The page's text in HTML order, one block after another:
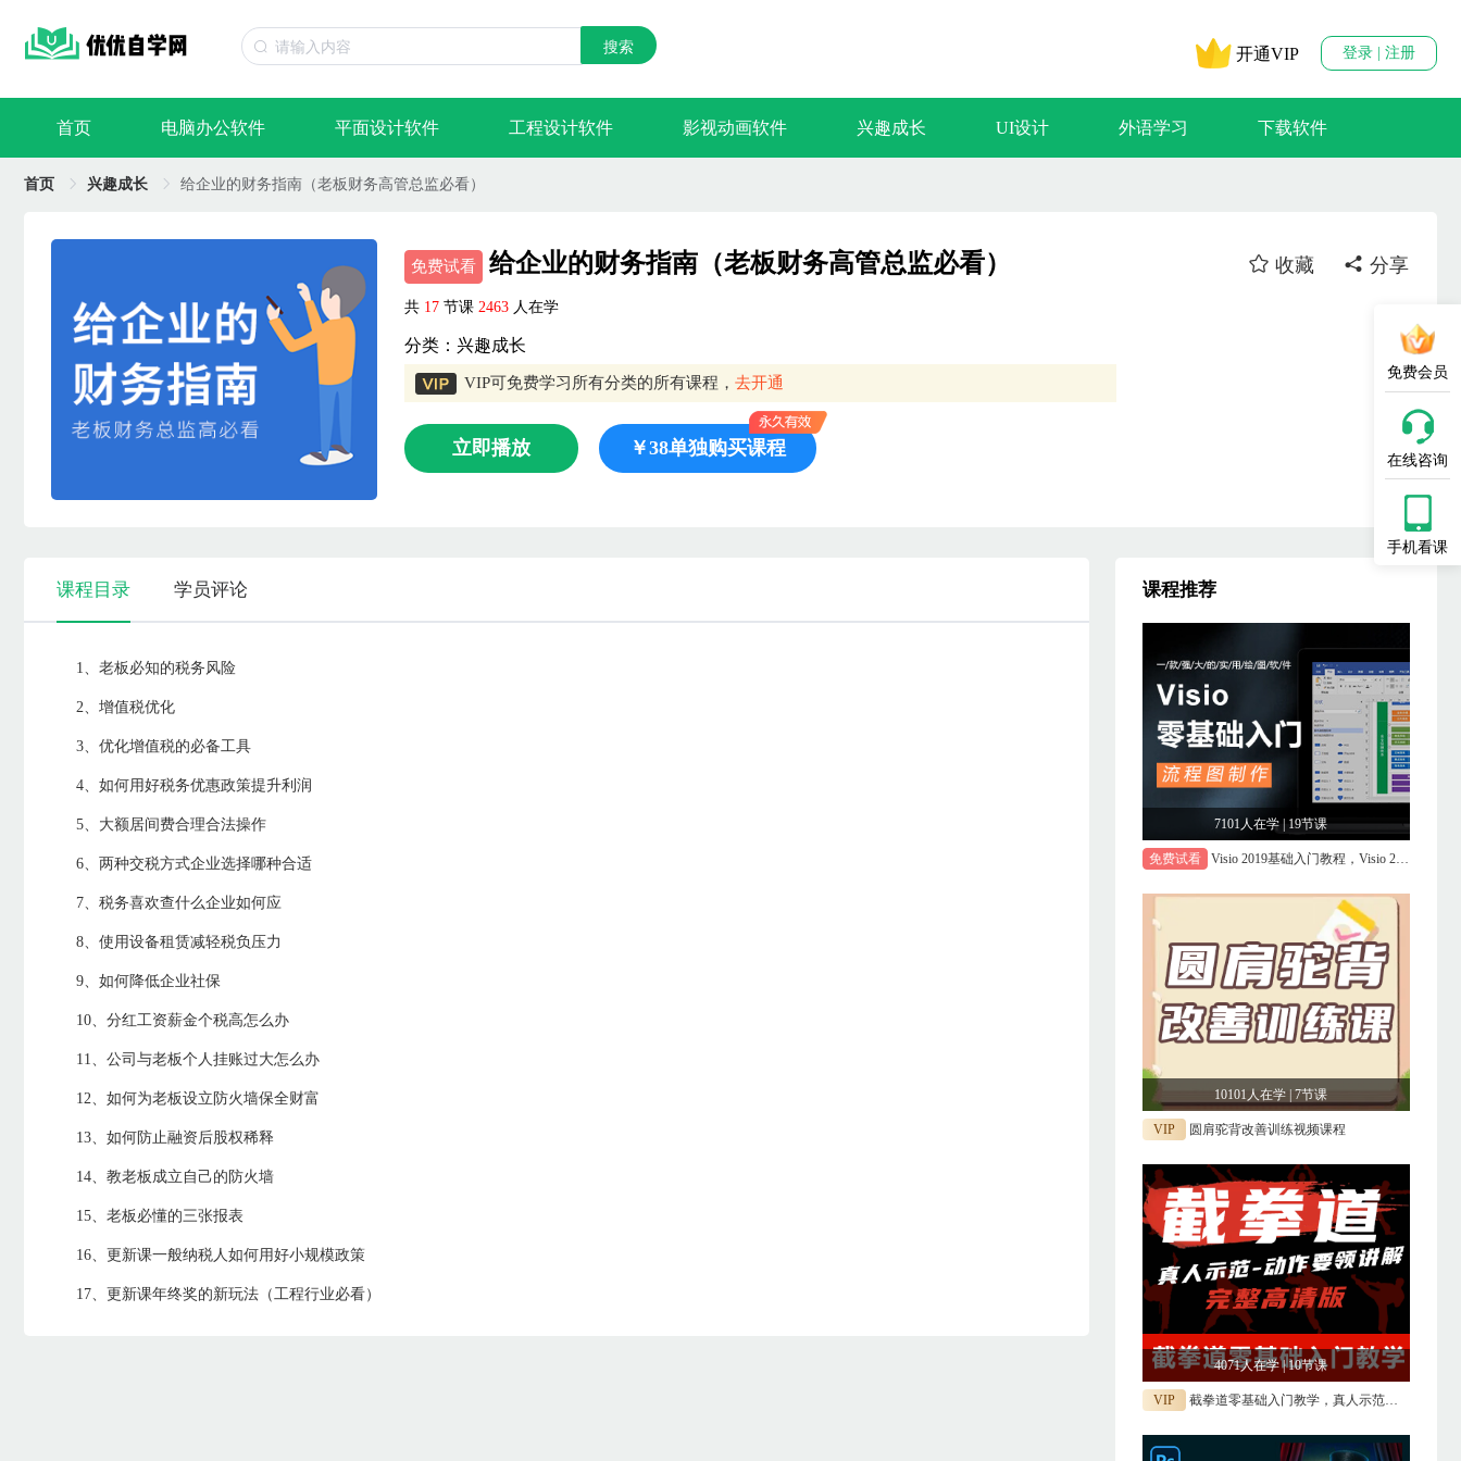
搜索 登录 | 注册
开通VIP
首页 电脑办公软件 平面设计软件 工程设计软件 影视动画软件 兴趣成长 UI设计 外语学习 下载软件
免费会员
在线咨询
手机看课
首页 兴趣成长 给企业的财务指南（老板财务高管总监必看）
免费试看 给企业的财务指南（老板财务高管总监必看）
共 17 节课 2463 人在学
分类：兴趣成长
VIP可免费学习所有分类的所有课程， 去开通
立即播放 ￥38单独购买课程
收藏 分享
课程目录 学员评论
1、老板必知的税务风险
2、增值税优化
3、优化增值税的必备工具
4、如何用好税务优惠政策提升利润
5、大额居间费合理合法操作
6、两种交税方式企业选择哪种合适
7、税务喜欢查什么企业如何应
8、使用设备租赁减轻税负压力
9、如何降低企业社保
10、分红工资薪金个税高怎么办
11、公司与老板个人挂账过大怎么办
12、如何为老板设立防火墙保全财富
13、如何防止融资后股权稀释
14、教老板成立自己的防火墙
15、老板必懂的三张报表
16、更新课一般纳税人如何用好小规模政策
17、更新课年终奖的新玩法（工程行业必看）
课程推荐
7101人在学 | 19节课
免费试看 Visio 2019基础入门教程，Visio 2019视频课
10101人在学 | 7节课
VIP 圆肩驼背改善训练视频课程
4071人在学 | 10节课
VIP 截拳道零基础入门教学，真人示范动作要领自学视频网课